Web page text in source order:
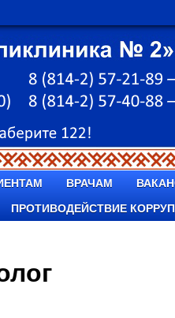
ВРАЧАМ
ПРОТИВОДЕЙСТВИЕ